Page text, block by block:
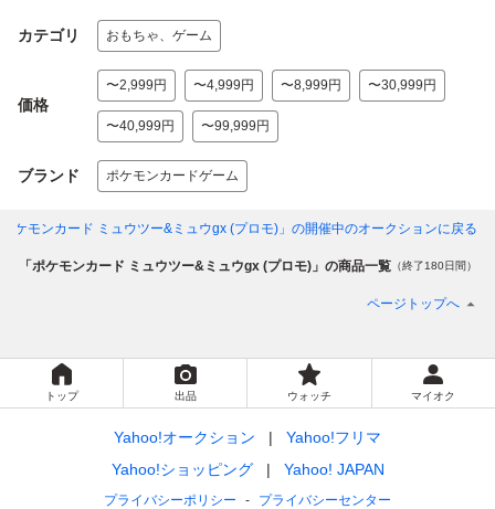
カテゴリ おもちゃ、ゲーム
価格
〜2,999円 〜4,999円 〜8,999円 〜30,999円
〜40,999円 〜99,999円
ブランド ポケモンカードゲーム
ケモンカード ミュウツー&ミュウgx (プロモ)」 の開催中のオークションに戻る
「ポケモンカード ミュウツー&ミュウgx (プロモ)」の商品一覧 （終了180日間）
ページトップへ
トップ 出品 ウォッチ マイオク
Yahoo!オークション
Yahoo!フリマ
Yahoo!ショッピング
Yahoo! JAPAN
プライバシーポリシー プライバシーセンター